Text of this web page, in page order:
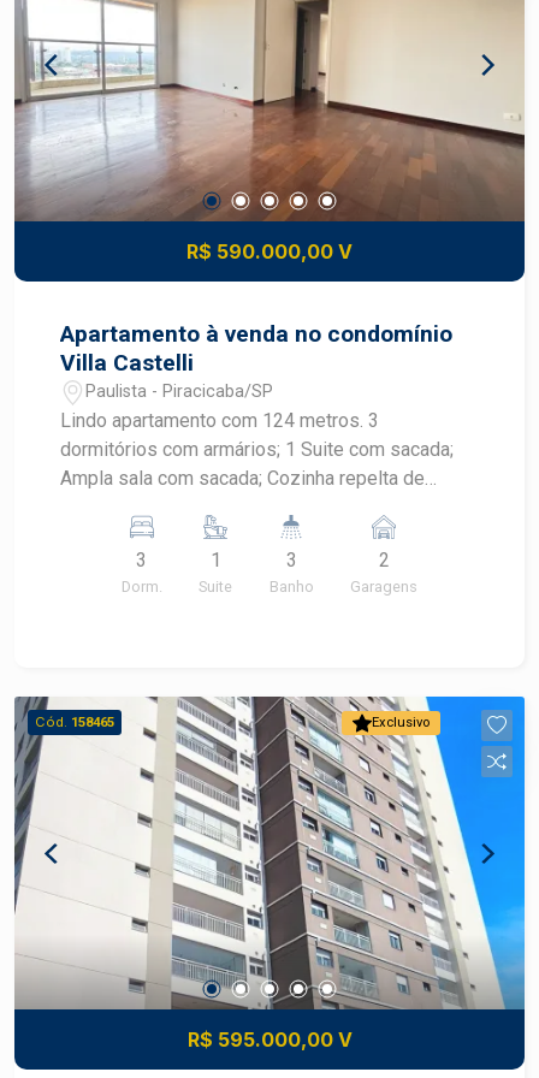
público, comércios e com fácil acesso a
principais vias da cidade.
R$ 590.000,00 V
Apartamento à venda no condomínio
Villa Castelli
Paulista - Piracicaba/SP
Lindo apartamento com 124 metros. 3
dormitórios com armários; 1 Suite com sacada;
Ampla sala com sacada; Cozinha repelta de
3
Dorm.
1
Suite
3
Banho
2
Garagens
Exclusivo
Cód. 158465
R$ 595.000,00 V